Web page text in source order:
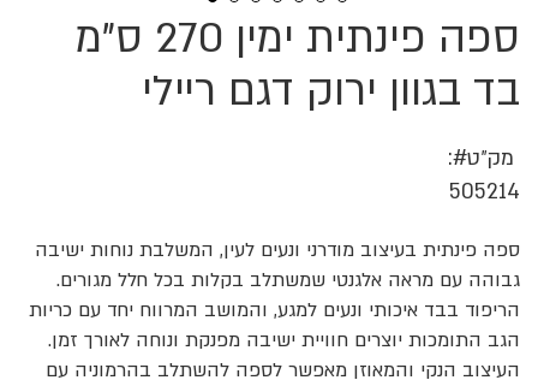
ספה פינתית ימין 270 ס"מ
בד בגוון ירוק דגם ריילי
מק״ט
505214
ספה פינתית בעיצוב מודרני ונעים לעין, המשלבת נוחות ישיבה
גבוהה עם מראה אלגנטי שמשתלב בקלות בכל חלל מגורים.
הריפוד בבד איכותי ונעים למגע, והמושב המרווח יחד עם כריות
הגב התומכות יוצרים חוויית ישיבה מפנקת ונוחה לאורך זמן.
העיצוב הנקי והמאוזן מאפשר לספה להשתלב בהרמוניה עם
לדלג
להתחלה